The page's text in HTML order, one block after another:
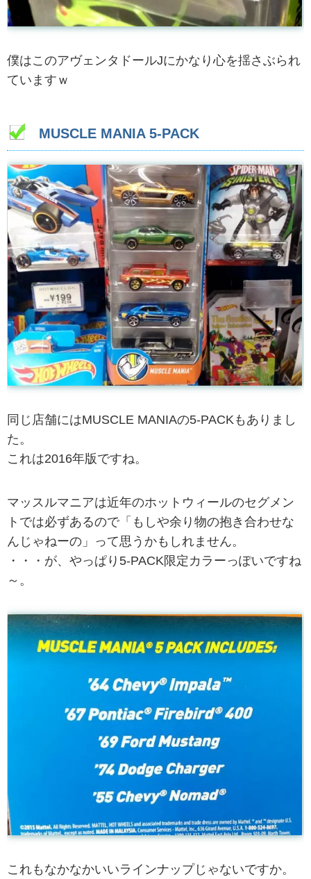
僕はこのアヴェンタドールJにかなり心を揺さぶられ
ていますｗ
MUSCLE MANIA 5-PACK
同じ店舗にはMUSCLE MANIAの5-PACKもありまし
た。
これは2016年版ですね。
マッスルマニアは近年のホットウィールのセグメン
トでは必ずあるので「もしや余り物の抱き合わせな
んじゃねーの」って思うかもしれません。
・・・が、やっぱり5-PACK限定カラーっぽいですね
～。
これもなかなかいいラインナップじゃないですか。